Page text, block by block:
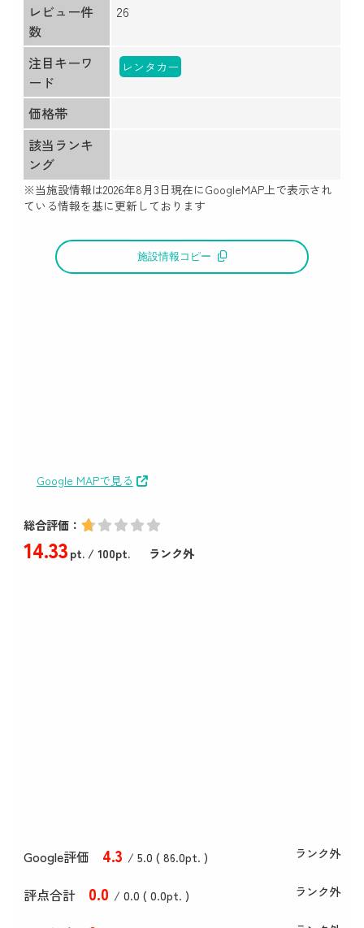
レビュー件
数
26
注目キーワ
ード
レンタカー
価格帯
該当ランキ
ング
※当施設情報は2026年8月3日現在にGoogleMAP上で表示され
ている情報を基に更新しております
施設情報コピー
Google MAPで見る
総合評価：
14.33pt./ 100pt. ランク外
Google評価 4.3 / 5.0 ( 86.0pt. ) ランク外
評点合計 0.0 / 0.0 ( 0.0pt. ) ランク外